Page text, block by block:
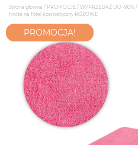
Strona główna / PROMOCJE / WYPRZEDAŻ DO -90% /
frotte na fotel kosmetyczny RÓŻOWE
PROMOCJA!